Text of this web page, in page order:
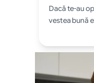
Dacă te-au
vestea bună